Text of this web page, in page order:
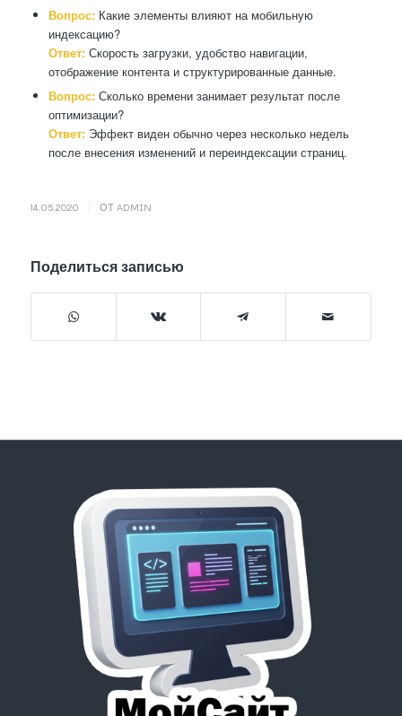
Вопрос:Какие элементы влияют на мобильную
индексацию?
Ответ:Скорость загрузки, удобство навигации,
отображение контента и структурированные данные.
Вопрос:Сколько времени занимает результат после
оптимизации?
Ответ:Эффект виден обычно через несколько недель
после внесения изменений и переиндексации страниц.
14.05.2020 ОТ ADMIN
Поделиться записью